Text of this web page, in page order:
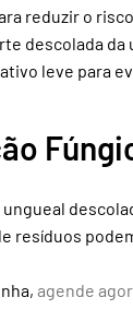
reduzir o
descolada da
leve para
ungueal
resíduos
agende